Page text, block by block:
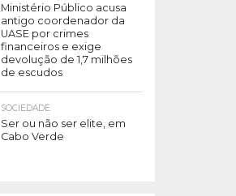
Ministério Público acusa
antigo coordenador da
UASE por crimes
financeiros e exige
devolução de 1,7 milhões
de escudos
SOCIEDADE
Ser ou não ser elite, em
Cabo Verde